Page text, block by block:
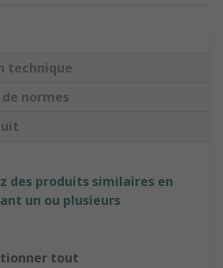
technique
normes
des produits similaires en
un ou plusieurs
tout